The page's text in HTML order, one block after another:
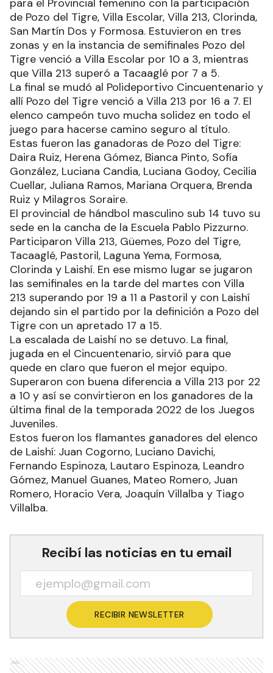
de Pozo del Tigre, Villa Escolar, Villa 213, Clorinda,
San Martín Dos y Formosa. Estuvieron en tres
zonas y en la instancia de semifinales Pozo del
Tigre venció a Villa Escolar por 10 a 3, mientras
que Villa 213 superó a Tacaaglé por 7 a 5.
La final se mudó al Polideportivo Cincuentenario y
allí Pozo del Tigre venció a Villa 213 por 16 a 7. El
elenco campeón tuvo mucha solidez en todo el
juego para hacerse camino seguro al título.
Estas fueron las ganadoras de Pozo del Tigre:
Daira Ruiz, Herena Gómez, Bianca Pinto, Sofía
González, Luciana Candia, Luciana Godoy, Cecilia
Cuellar, Juliana Ramos, Mariana Orquera, Brenda
Ruiz y Milagros Soraire.
El provincial de hándbol masculino sub 14 tuvo su
sede en la cancha de la Escuela Pablo Pizzurno.
Participaron Villa 213, Güemes, Pozo del Tigre,
Tacaaglé, Pastoril, Laguna Yema, Formosa,
Clorinda y Laishí. En ese mismo lugar se jugaron
las semifinales en la tarde del martes con Villa
213 superando por 19 a 11 a Pastoril y con Laishí
dejando sin el partido por la definición a Pozo del
Tigre con un apretado 17 a 15.
La escalada de Laishí no se detuvo. La final,
jugada en el Cincuentenario, sirvió para que
quede en claro que fueron el mejor equipo.
Superaron con buena diferencia a Villa 213 por 22
a 10 y así se convirtieron en los ganadores de la
última final de la temporada 2022 de los Juegos
Juveniles.
Estos fueron los flamantes ganadores del elenco
de Laishí: Juan Cogorno, Luciano Davichi,
Fernando Espinoza, Lautaro Espinoza, Leandro
Gómez, Manuel Guanes, Mateo Romero, Juan
Romero, Horacio Vera, Joaquín Villalba y Tiago
Villalba.
Recibí las noticias en tu email
RECIBIR NEWSLETTER
Ads